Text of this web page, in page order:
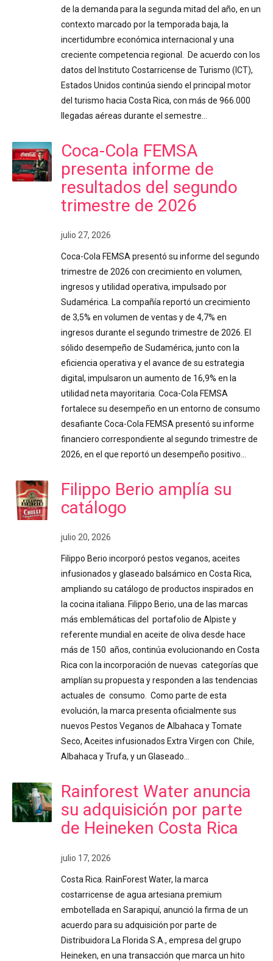
de la demanda para la segunda mitad del año, en un
contexto marcado por la temporada baja, la
incertidumbre económica internacional y una
creciente competencia regional. De acuerdo con los
datos del Instituto Costarricense de Turismo (ICT),
Estados Unidos continúa siendo el principal motor
del turismo hacia Costa Rica, con más de 966.000
llegadas aéreas durante el semestre…
Coca-Cola FEMSA
presenta informe de
resultados del segundo
trimestre de 2026
julio 27, 2026
Coca-Cola FEMSA presentó su informe del segundo
trimestre de 2026 con crecimiento en volumen,
ingresos y utilidad operativa, impulsado por
Sudamérica. La compañía reportó un crecimiento
de 3,5% en volumen de ventas y de 4,7% en
ingresos durante el segundo trimestre de 2026. El
sólido desempeño de Sudamérica, junto con la
eficiencia operativa y el avance de su estrategia
digital, impulsaron un aumento de 16,9% en la
utilidad neta mayoritaria. Coca-Cola FEMSA
fortalece su desempeño en un entorno de consumo
desafiante Coca-Cola FEMSA presentó su informe
financiero correspondiente al segundo trimestre de
2026, en el que reportó un desempeño positivo…
Filippo Berio amplía su
catálogo
julio 20, 2026
Filippo Berio incorporó pestos veganos, aceites
infusionados y glaseado balsámico en Costa Rica,
ampliando su catálogo de productos inspirados en
la cocina italiana. Filippo Berio, una de las marcas
más emblemáticas del portafolio de Alpiste y
referente mundial en aceite de oliva desde hace
más de 150 años, continúa evolucionando en Costa
Rica con la incorporación de nuevas categorías que
amplían su propuesta y responden a las tendencias
actuales de consumo. Como parte de esta
evolución, la marca presenta oficialmente sus
nuevos Pestos Veganos de Albahaca y Tomate
Seco, Aceites infusionados Extra Virgen con Chile,
Albahaca y Trufa, y un Glaseado…
Rainforest Water anuncia
su adquisición por parte
de Heineken Costa Rica
julio 17, 2026
Costa Rica. RainForest Water, la marca
costarricense de agua artesiana premium
embotellada en Sarapiquí, anunció la firma de un
acuerdo para su adquisición por parte de
Distribuidora La Florida S.A., empresa del grupo
Heineken, en una transacción que marca un hito